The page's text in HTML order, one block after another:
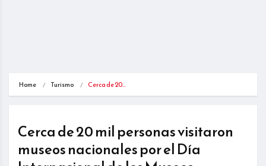
Home Turismo Cerca de 20…
Cerca de 20 mil personas visitaron
museos nacionales por el Día